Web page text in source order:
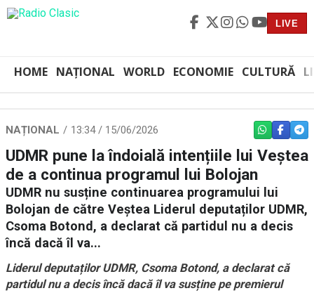
LIVE
HOME NAȚIONAL WORLD ECONOMIE CULTURĂ
NAȚIONAL 13:34 / 15/06/2026 WHATSAPP
UDMR pune la îndoială intențiile lui Veștea
de a continua programul lui Bolojan
UDMR nu susține continuarea programului lui
Bolojan de către Veștea Liderul deputaților UDMR,
Csoma Botond, a declarat că partidul nu a decis
încă dacă îl va...
Liderul deputaților UDMR, Csoma Botond, a declarat că
partidul nu a decis încă dacă îl va susține pe premierul